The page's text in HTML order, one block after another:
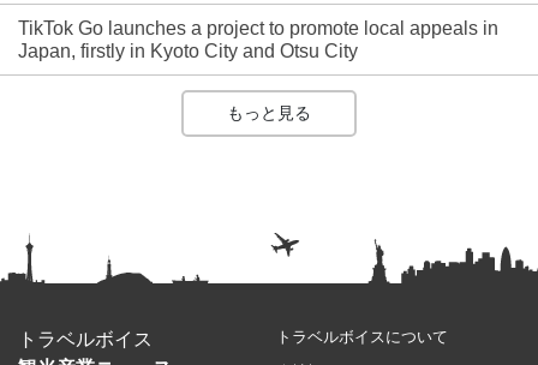
TikTok Go launches a project to promote local appeals in
Japan, firstly in Kyoto City and Otsu City
もっと見る
トラベルボイス
トラベルボイスについて